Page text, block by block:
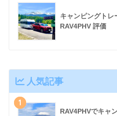
キャンピングトレ
RAV4PHV 評価
人気記事
1
RAV4PHVでキャ